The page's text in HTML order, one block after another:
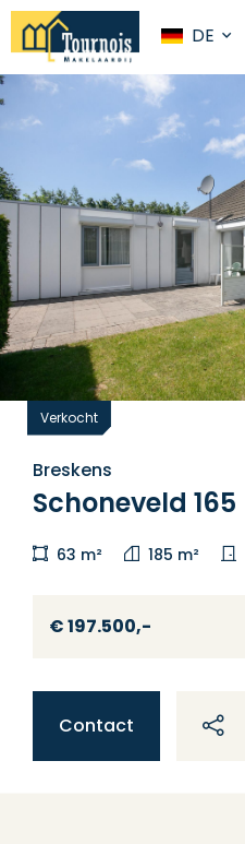
DE
Verkocht
Breskens
Schoneveld 165
63 m² 185 m²
€ 197.500,-
Contact